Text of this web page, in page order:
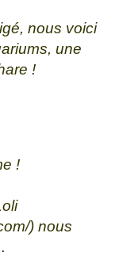
nous voici
une
!
!
) nous